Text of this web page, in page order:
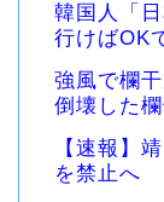
韓国人「
行けばOK
強風で欄
倒壊した
【速報】
を禁止へ